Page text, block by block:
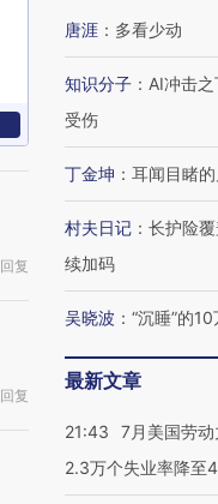
回复
回复
唐涯 ： 多看少动
知识分子 ： AI冲击
受伤
丁金坤 ： 耳闻目睹
村夫日记 ： 长护险
续加码
吴晓波 ： “沉睡”的
最新文章
21:43
7月美国劳
2.3万个失业率降至